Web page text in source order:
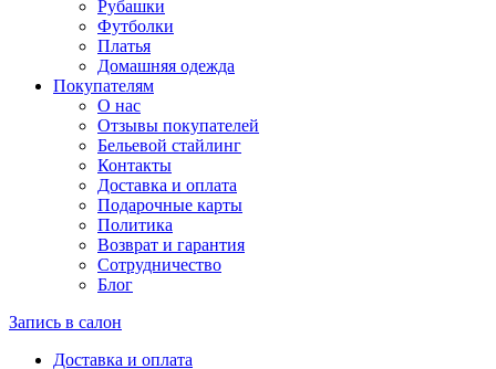
Рубашки
Футболки
Платья
Домашняя одежда
Покупателям
О нас
Отзывы покупателей
Бельевой стайлинг
Контакты
Доставка и оплата
Подарочные карты
Политика
Возврат и гарантия
Сотрудничество
Блог
Запись в салон
Доставка и оплата